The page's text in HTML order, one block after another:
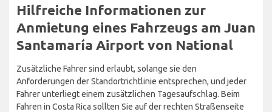
Hilfreiche Informationen zur
Anmietung eines Fahrzeugs am Juan
Santamaría Airport von National
Zusätzliche Fahrer sind erlaubt, solange sie den
Anforderungen der Standortrichtlinie entsprechen, und jeder
Fahrer unterliegt einem zusätzlichen Tagesaufschlag. Beim
Fahren in Costa Rica sollten Sie auf der rechten Straßenseite